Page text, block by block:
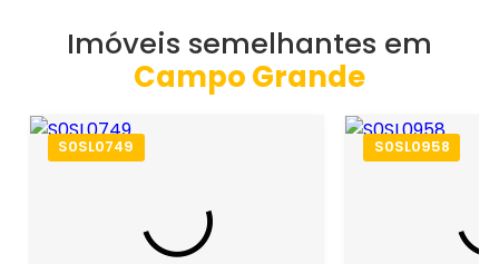
Imóveis semelhantes em
Campo Grande
S0SL0749 S0SL0958